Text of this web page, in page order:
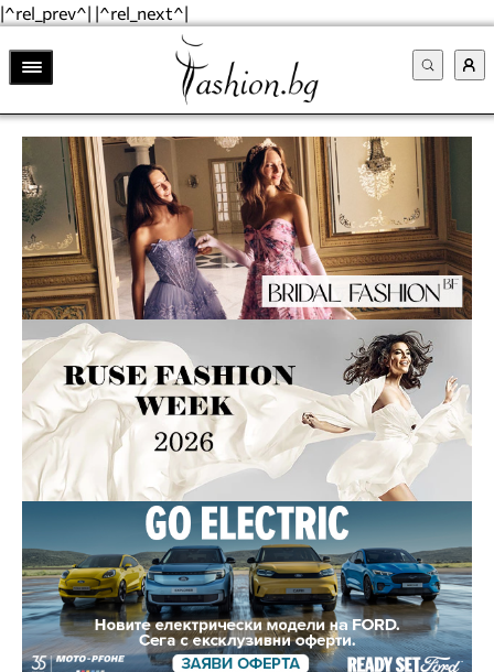
|^rel_prev^| |^rel_next^|